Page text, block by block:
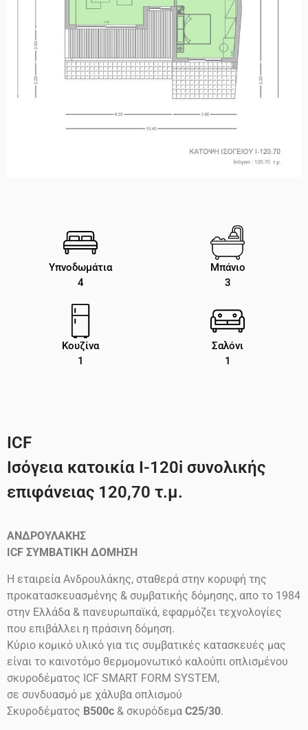
Υπνοδωμάτια
4
Μπάνιο
3
Κουζίνα
1
Σαλόνι
1
ICF
Ισόγεια κατοικία Ι-120i συνολικής
επιφάνειας 120,70 τ.μ.
ΑΝΔΡΟΥΛΑΚΗΣ
ICF ΣΥΜΒΑΤΙΚΗ ΔΟΜΗΣΗ
Η εταιρεία Ανδρουλάκης, σταθερά στην κορυφή της
προκατασκευασμένης & συμβατικής δόμησης, απο το 1984
στην Ελλάδα & πανευρωπαϊκά, εφαρμόζει τεχνολογίες
που επιβάλλει η πράσινη δόμηση.
Κύριο κομικό υλικό για τις συμβατικές κατασκευές μας
είναι το καινοτόμο θερμομονωτικό καλούπι οπλισμένου
σκυροδέματος ICF SMART FORM SYSTEM,
σε συνδυασμό με χάλυβα οπλισμού
Σκυροδέματος B500c & σκυρόδεμα C25/30.